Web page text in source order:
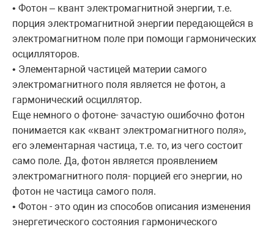
• Фотон – квант электромагнитной энергии, т.е.
порция электромагнитной энергии передающейся в
электромагнитном поле при помощи гармонических
осцилляторов.
• Элементарной частицей материи самого
электромагнитного поля является не фотон, а
гармонический осциллятор.
Еще немного о фотоне- зачастую ошибочно фотон
понимается как «квант электромагнитного поля»,
его элементарная частица, т.е. то, из чего состоит
само поле. Да, фотон является проявлением
электромагнитного поля- порцией его энергии, но
фотон не частица самого поля.
• Фотон - это один из способов описания изменения
энергетического состояния гармонического